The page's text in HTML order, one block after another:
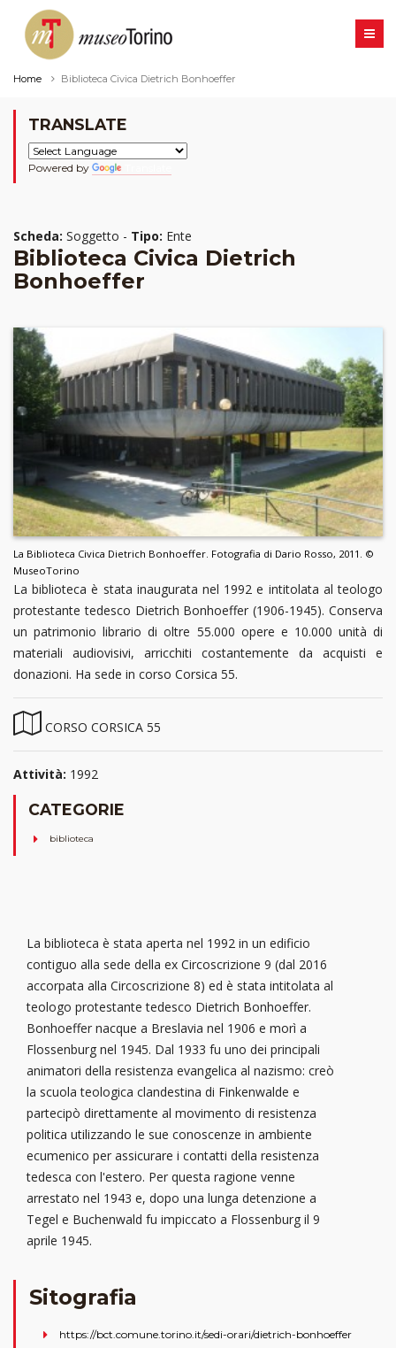
Home Biblioteca Civica Dietrich Bonhoeffer
TRANSLATE
Powered by
Scheda: Soggetto - Tipo: Ente
Biblioteca Civica Dietrich
Bonhoeffer
La Biblioteca Civica Dietrich Bonhoeffer. Fotografia di Dario Rosso, 2011. ©
MuseoTorino
La biblioteca è stata inaugurata nel 1992 e intitolata al teologo
protestante tedesco Dietrich Bonhoeffer (1906-1945). Conserva
un patrimonio librario di oltre 55.000 opere e 10.000 unità di
materiali audiovisivi, arricchiti costantemente da acquisti e
donazioni. Ha sede in corso Corsica 55.
CORSO CORSICA 55
Attività: 1992
CATEGORIE
biblioteca
La biblioteca è stata aperta nel 1992 in un edificio
contiguo alla sede della ex Circoscrizione 9 (dal 2016
accorpata alla Circoscrizione 8) ed è stata intitolata al
teologo protestante tedesco Dietrich Bonhoeffer.
Bonhoeffer nacque a Breslavia nel 1906 e morì a
Flossenburg nel 1945. Dal 1933 fu uno dei principali
animatori della resistenza evangelica al nazismo: creò
la scuola teologica clandestina di Finkenwalde e
partecipò direttamente al movimento di resistenza
politica utilizzando le sue conoscenze in ambiente
ecumenico per assicurare i contatti della resistenza
tedesca con l'estero. Per questa ragione venne
arrestato nel 1943 e, dopo una lunga detenzione a
Tegel e Buchenwald fu impiccato a Flossenburg il 9
aprile 1945.
Sitografia
https://bct.comune.torino.it/sedi-orari/dietrich-bonhoeffer